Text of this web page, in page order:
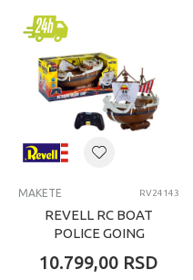
MAKETE RV24143
REVELL RC BOAT
POLICE GOING
10.799,00 RSD